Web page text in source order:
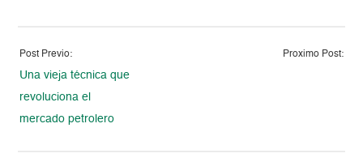
Post Previo:
Una vieja técnica que
revoluciona el
mercado petrolero
Proximo Post: